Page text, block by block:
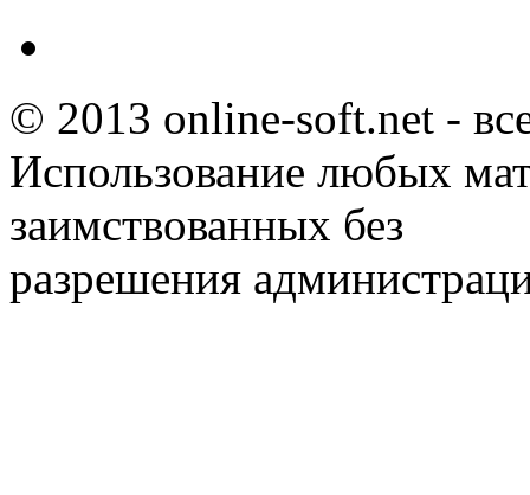
© 2013 online-soft.net -
Использование любых
заимствованных без
разрешения